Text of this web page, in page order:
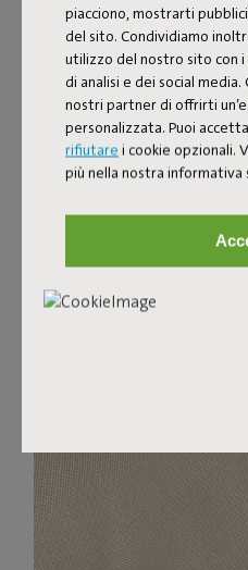
piacciono, mostrarti
del sito. Condividiamo
utilizzo del nostro sito con
di analisi e dei social
nostri partner di offrirti
personalizzata. Puoi
rifiutare i cookie opzionali.
più nella nostra informativa
PALETTI
Le fodere del Paletti sono
Olefin sono idrorepellenti,